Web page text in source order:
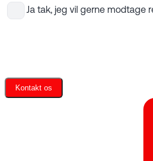
Ja tak, jeg vil gerne modtage
Kontakt os